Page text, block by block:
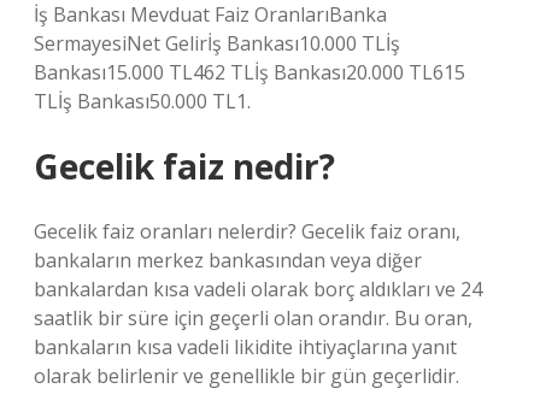
İş Bankası Mevduat Faiz OranlarıBanka
SermayesiNet Gelirİş Bankası10.000 TLİş
Bankası15.000 TL462 TLİş Bankası20.000 TL615
TLİş Bankası50.000 TL1.
Gecelik faiz nedir?
Gecelik faiz oranları nelerdir? Gecelik faiz oranı,
bankaların merkez bankasından veya diğer
bankalardan kısa vadeli olarak borç aldıkları ve 24
saatlik bir süre için geçerli olan orandır. Bu oran,
bankaların kısa vadeli likidite ihtiyaçlarına yanıt
olarak belirlenir ve genellikle bir gün geçerlidir.